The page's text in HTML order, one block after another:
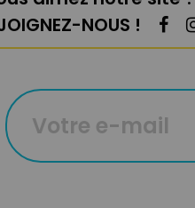
NOUS !